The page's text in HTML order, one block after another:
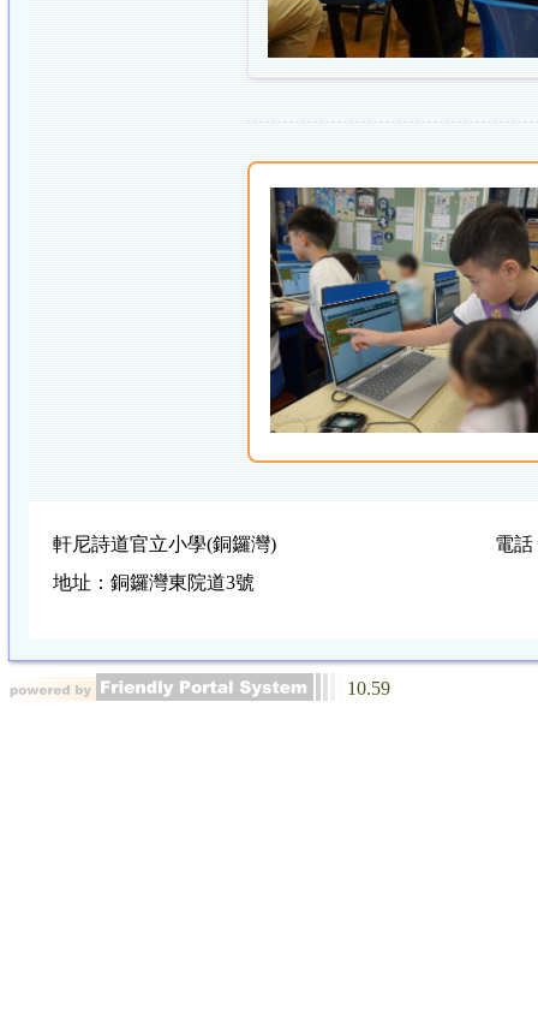
軒尼詩道官立小學(銅鑼灣)
電話
地址：銅鑼灣東院道3號
10.59